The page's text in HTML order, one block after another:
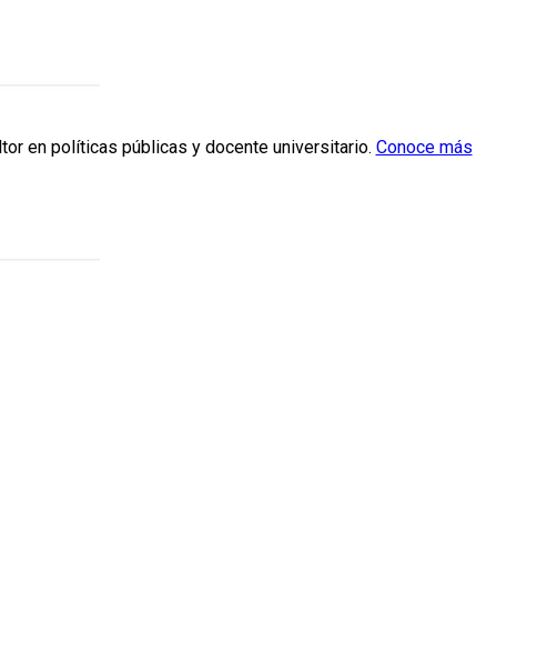
en políticas públicas y docente universitario. Conoce más